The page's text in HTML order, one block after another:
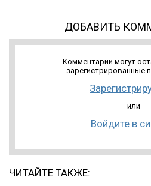
ДОБАВИТЬ
Комментарии могут
зарегистрированные
или
Войдите в
ЧИТАЙТЕ ТАКЖЕ: